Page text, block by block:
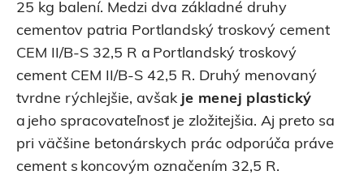
25 kg balení. Medzi dva základné druhy
cementov patria Portlandský troskový cement
CEM II/B-S 32,5 R a Portlandský troskový
cement CEM II/B-S 42,5 R. Druhý menovaný
tvrdne rýchlejšie, avšak je menej plastický
a jeho spracovateľnosť je zložitejšia. Aj preto sa
pri väčšine betonárskych prác odporúča práve
cement s koncovým označením 32,5 R.